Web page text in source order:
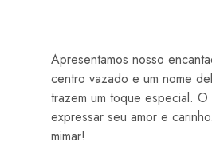
Apresentamos nosso
centro vazado e um nome
trazem um toque especial.
expressar seu amor e
mimar!